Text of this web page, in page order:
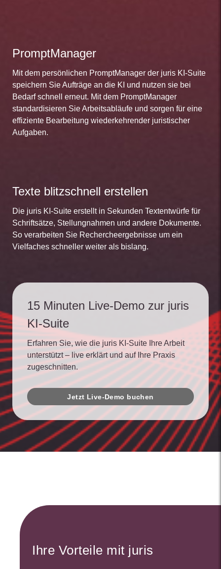
PromptManager
Mit dem persönlichen PromptManager der juris KI-Suite
speichern Sie Aufträge an die KI und nutzen sie bei
Bedarf schnell erneut. Mit dem PromptManager
standardisieren Sie Arbeitsabläufe und sorgen für eine
effiziente Bearbeitung wiederkehrender juristischer
Aufgaben.
Texte blitzschnell erstellen
Die juris KI-Suite erstellt in Sekunden Textentwürfe für
Schriftsätze, Stellungnahmen und andere Dokumente.
So verarbeiten Sie Rechercheergebnisse um ein
Vielfaches schneller weiter als bislang.
15 Minuten Live-Demo zur juris
KI-Suite
Erfahren Sie, wie die juris KI-Suite Ihre Arbeit
unterstützt – live erklärt und auf Ihre Praxis
zugeschnitten.
Jetzt Live-Demo buchen
Ihre Vorteile mit juris